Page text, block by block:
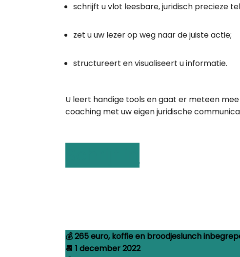
schrijft u vlot leesbare, juridisch precieze
zet u uw lezer op weg naar de juiste actie;
structureert en visualiseert u informatie.
U leert handige tools en gaat er meteen
coaching met uw eigen juridische
💰 265 euro, koffie en broodjeslunch
📆 1 december 2022